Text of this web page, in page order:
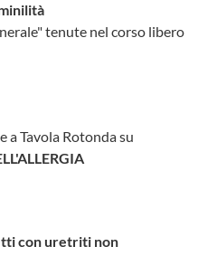
tenute nel corso libero
a Tavola Rotonda su
con uretriti non